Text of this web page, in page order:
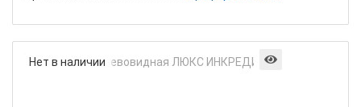
Нет в наличии